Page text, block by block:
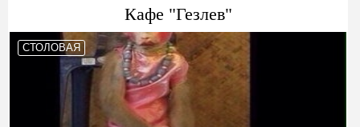
Кафе "Гезлев"
СТОЛОВАЯ